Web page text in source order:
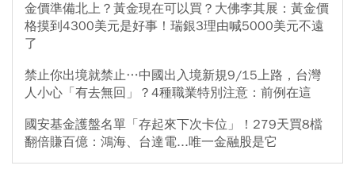
金價準備北上？黃金現在可以買？大佛李其展：黃金價
格摸到4300美元是好事！瑞銀3理由喊5000美元不遠
了
禁止你出境就禁止…中國出入境新規9/15上路，台灣
人小心「有去無回」？4種職業特別注意：前例在這
國安基金護盤名單「存起來下次卡位」！279天買8檔
翻倍賺百億：鴻海、台達電...唯一金融股是它